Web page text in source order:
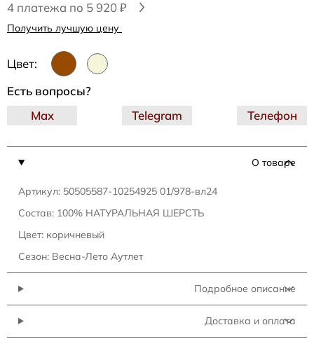
4 платежа по 5 920 ₽
Получить лучшую цену
Цвет:
О товаре
Артикул: 50505587-10254925 01/978-вл24
Состав: 100% НАТУРАЛЬНАЯ ШЕРСТЬ
Цвет: коричневый
Сезон: Весна-Лето Аутлет
Подробное описание
Доставка и оплата
Есть вопросы?
Telegram
Max Телефон